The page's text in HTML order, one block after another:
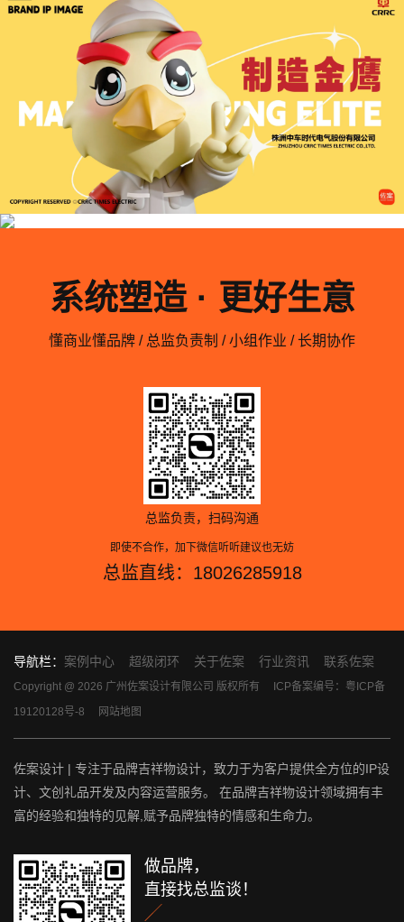
系统塑造 · 更好生意
懂商业懂品牌 / 总监负责制 / 小组作业 / 长期协作
总监负责，扫码沟通
即使不合作，加下微信听听建议也无妨
总监直线：18026285918
导航栏： 案例中心 超级闭环 关于佐案 行业资讯 联系佐案
Copyright @ 2026 广州佐案设计有限公司 版权所有
ICP备案编号：粤ICP备
19120128号-8
网站地图
佐案设计 | 专注于品牌吉祥物设计，致力于为客户提供全方位的IP设
计、文创礼品开发及内容运营服务。 在品牌吉祥物设计领域拥有丰
富的经验和独特的见解,赋予品牌独特的情感和生命力。
做品牌，
直接找总监谈！
